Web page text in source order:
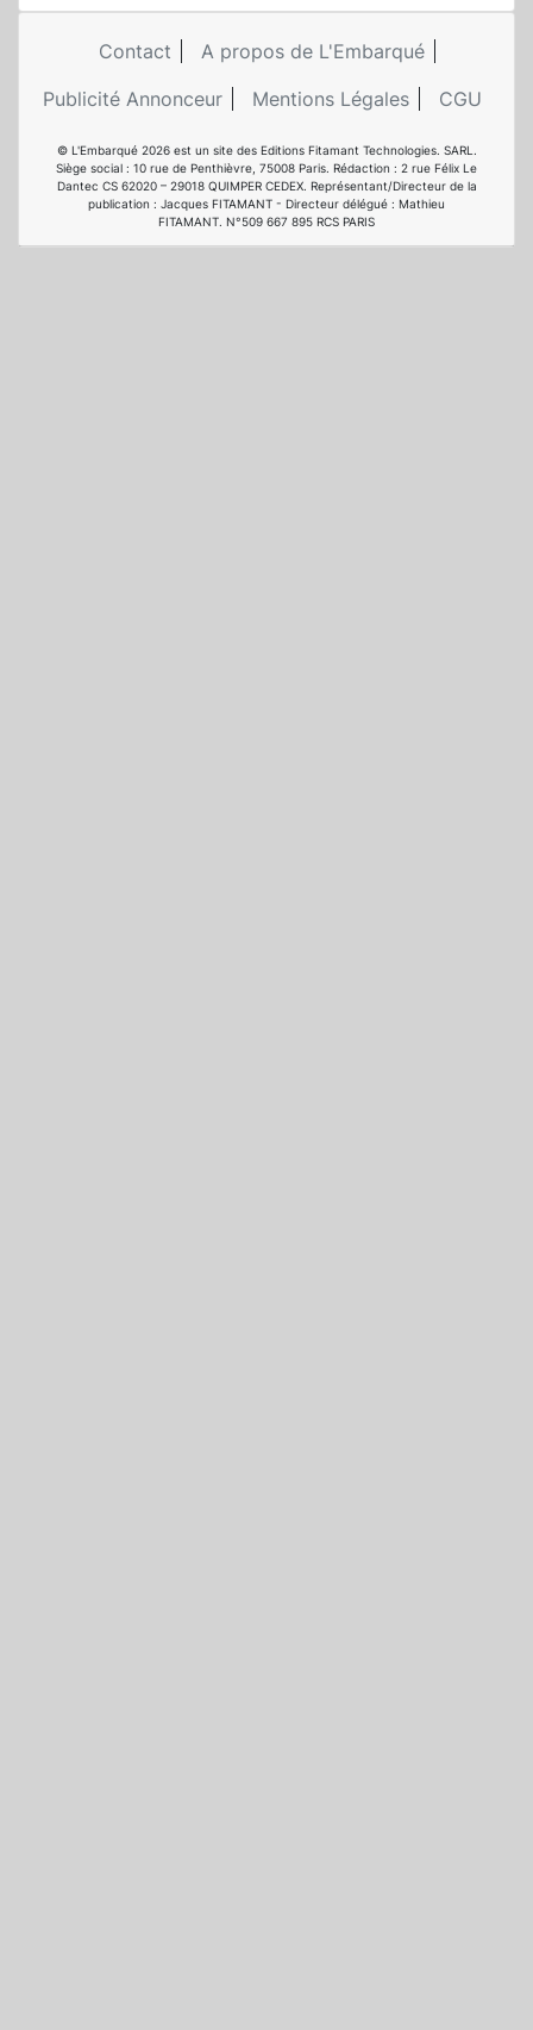
Contact
A propos de L'Embarqué
Publicité Annonceur
Mentions Légales CGU
© L'Embarqué 2026 est un site des Editions Fitamant Technologies. SARL.
Siège social : 10 rue de Penthièvre, 75008 Paris. Rédaction : 2 rue Félix Le
Dantec CS 62020 – 29018 QUIMPER CEDEX. Représentant/Directeur de la
publication : Jacques FITAMANT - Directeur délégué : Mathieu
FITAMANT. N°509 667 895 RCS PARIS